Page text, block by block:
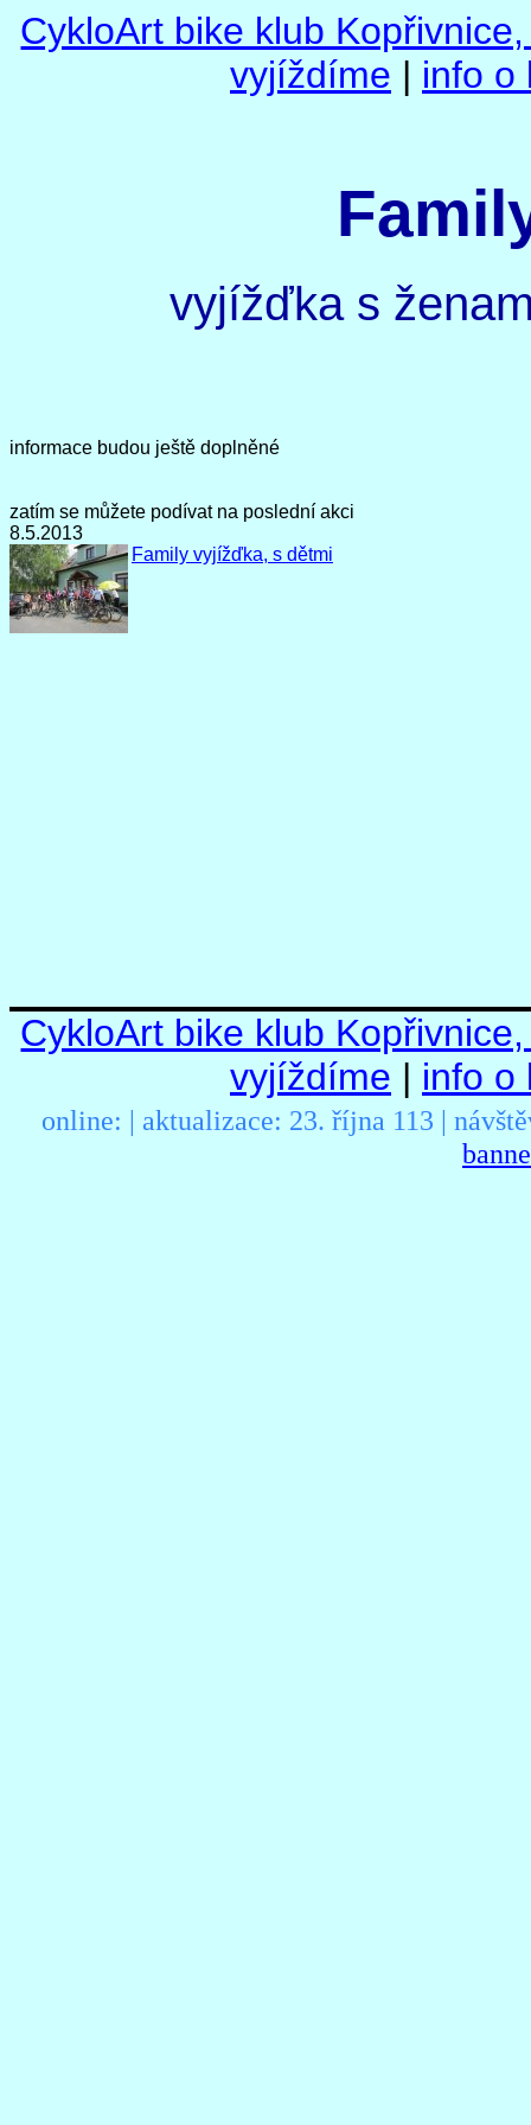
CykloArt bike klub
vyjíždíme | info o
vyjížďka s
informace budou ještě doplněné
zatím se můžete podívat na poslední akci
8.5.2013
Family vyjížďka, s dětmi
CykloArt bike klub
vyjíždíme | info o
online: | aktualizace: 23. října 113 |